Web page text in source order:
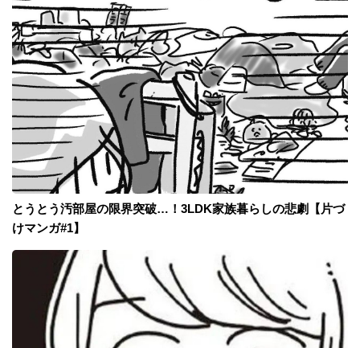
とうとう汚部屋の限界突破…！3LDK家族暮らしの悲劇【片づ
けマンガ#1】